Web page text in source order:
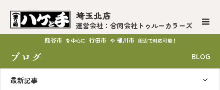
埼玉北店
運営会社：合同会社トゥルーカラーズ
熊谷市 を中心に 行田市 や 桶川市 周辺で対応可能！
ブログ BLOG
最新記事